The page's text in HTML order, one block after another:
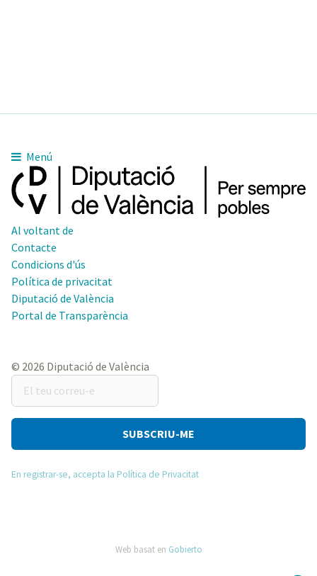
Menú
Al voltant de
Contacte
Condicions d'ús
Política de privacitat
Diputació de València
Portal de Transparència
© 2026 Diputació de València
El
teu
correu-
En registrar-se, accepta la Política de Privacitat
Web basat en Gobierto